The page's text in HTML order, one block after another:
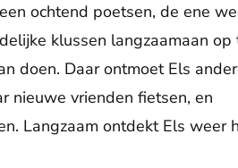
ochtend poetsen, de ene
klussen langzaamaan op
doen. Daar ontmoet Els
nieuwe vrienden fietsen, en
Langzaam ontdekt Els weer